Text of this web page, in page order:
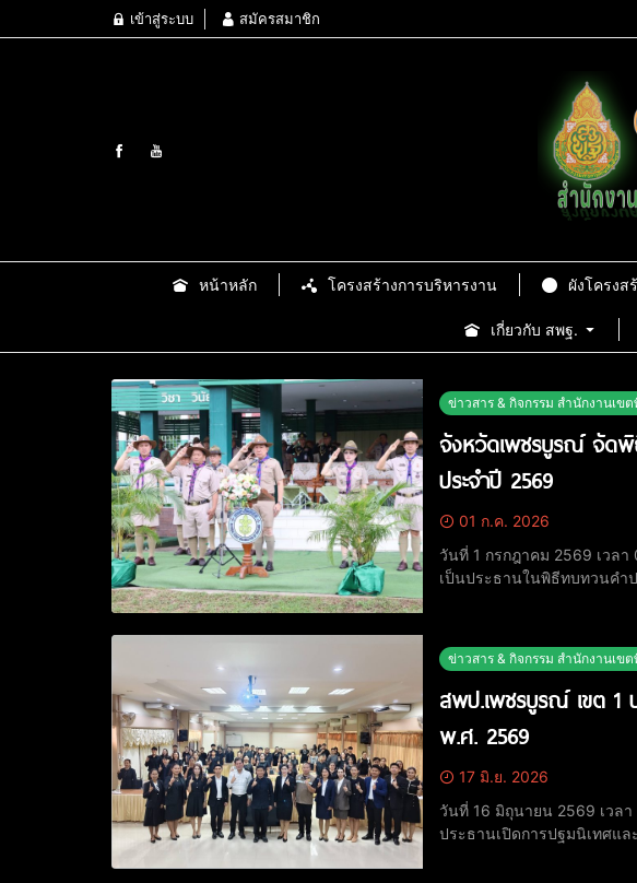
เข้าสู่ระบบ สมัครสมาชิก
หน้าหลัก โครงสร้างการบริหารงาน ผังโครงส
เกี่ยวกับ สพฐ.
ข่าวสาร & กิจกรรม สำนักงานเข
จังหวัดเพชรบูรณ์ จัดพิ
ประจำปี 2569
01 ก.ค. 2026
วันที่ 1 กรกฎาคม 2569 เวล
เป็นประธานในพิธีทบทวนคำ
ข่าวสาร & กิจกรรม สำนักงานเข
สพป.เพชรบูรณ์ เขต 1
พ.ศ. 2569
17 มิ.ย. 2026
วันที่ 16 มิถุนายน 2569 เวล
ประธานเปิดการปฐมนิเทศแ